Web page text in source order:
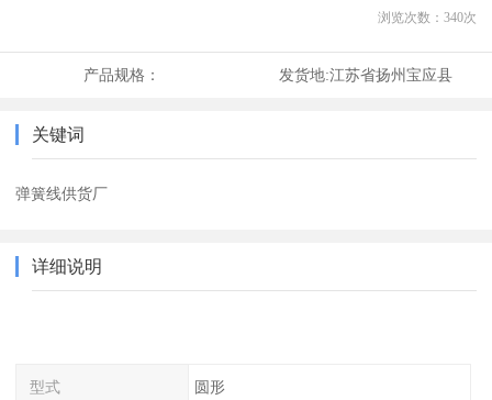
浏览次数： 340次
产品规格： 发货地:江苏省扬州宝应县
关键词
弹簧线供货厂
详细说明
型式 圆形